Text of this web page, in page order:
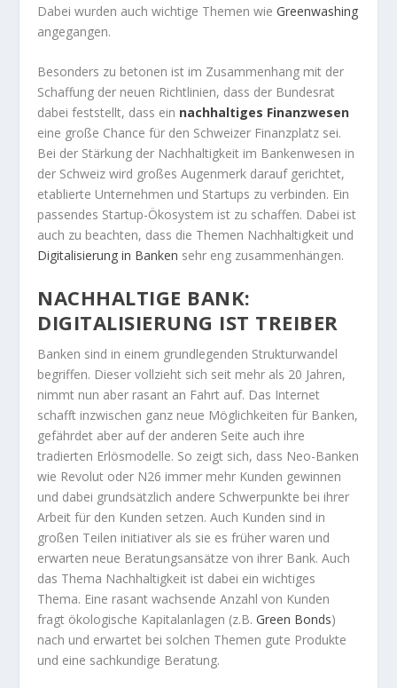
Dabei wurden auch wichtige Themen wieGreenwashing
angegangen.
Besonders zu betonen ist im Zusammenhang mit der
Schaffung der neuen Richtlinien, dass der Bundesrat
dabei feststellt, dass ein nachhaltiges Finanzwesen
eine große Chance für den Schweizer Finanzplatz sei.
Bei der Stärkung der Nachhaltigkeit im Bankenwesen in
der Schweiz wird großes Augenmerk darauf gerichtet,
etablierte Unternehmen und Startups zu verbinden. Ein
passendes Startup-Ökosystem ist zu schaffen. Dabei ist
auch zu beachten, dass die Themen Nachhaltigkeit und
Digitalisierung in Banken sehr eng zusammenhängen.
NACHHALTIGE BANK:
DIGITALISIERUNG IST TREIBER
Banken sind in einem grundlegenden Strukturwandel
begriffen. Dieser vollzieht sich seit mehr als 20 Jahren,
nimmt nun aber rasant an Fahrt auf. Das Internet
schafft inzwischen ganz neue Möglichkeiten für Banken,
gefährdet aber auf der anderen Seite auch ihre
tradierten Erlösmodelle. So zeigt sich, dass Neo-Banken
wie Revolut oder N26 immer mehr Kunden gewinnen
und dabei grundsätzlich andere Schwerpunkte bei ihrer
Arbeit für den Kunden setzen. Auch Kunden sind in
großen Teilen initiativer als sie es früher waren und
erwarten neue Beratungsansätze von ihrer Bank. Auch
das Thema Nachhaltigkeit ist dabei ein wichtiges
Thema. Eine rasant wachsende Anzahl von Kunden
fragt ökologische Kapitalanlagen (z.B.Green Bonds)
nach und erwartet bei solchen Themen gute Produkte
und eine sachkundige Beratung.